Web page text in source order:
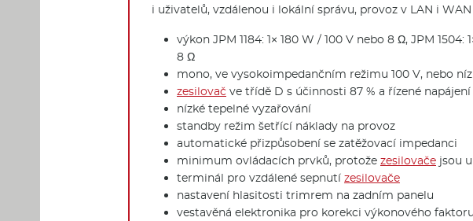
i uživatelů, vzdálenou i lokální správu, provoz v LAN i
výkon JPM 1184: 1× 180 W / 100 V nebo 8 Ω, JPM
8 Ω
mono, ve vysokoimpedančním režimu 100 V, nebo
zesilovač ve třídě D s účinnosti 87 % a řízené
nízké tepelné vyzařování
standby režim šetřící náklady na provoz
automatické přizpůsobení se zatěžovací impedanci
minimum ovládacích prvků, protože zesilovače jsou
terminál pro vzdálené sepnutí zesilovače
nastavení hlasitosti trimrem na zadním panelu
vestavěná elektronika pro korekci výkonového